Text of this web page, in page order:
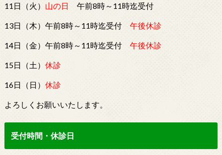
11日（火） 山の日 午前8時～11時迄受付
13日（木）午前8時～11時迄受付 午後休診
14日（金）午前8時～11時迄受付 午後休診
15日（土） 休診
16日（日） 休診
よろしくお願いいたします。
受付時間・休診日